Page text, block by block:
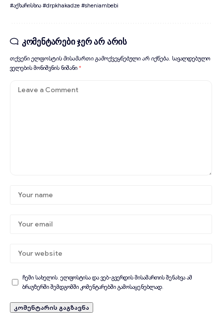
#აქხარისხია #drpkhakadze #sheniambebi
კომენტარები ჯერ არ არის
თქვენი ელფოსტის მისამართი გამოქვეყნებული არ იქნება. სავალდებულო
ველების მონიშვნის ნიშანი *
ჩემი სახელის. ელფოსტისა და ვებ-გვერდის მისამართის შენახვა ამ
ბრაუზერში შემდგომში კომენტარებში გამოსაყენებლად.